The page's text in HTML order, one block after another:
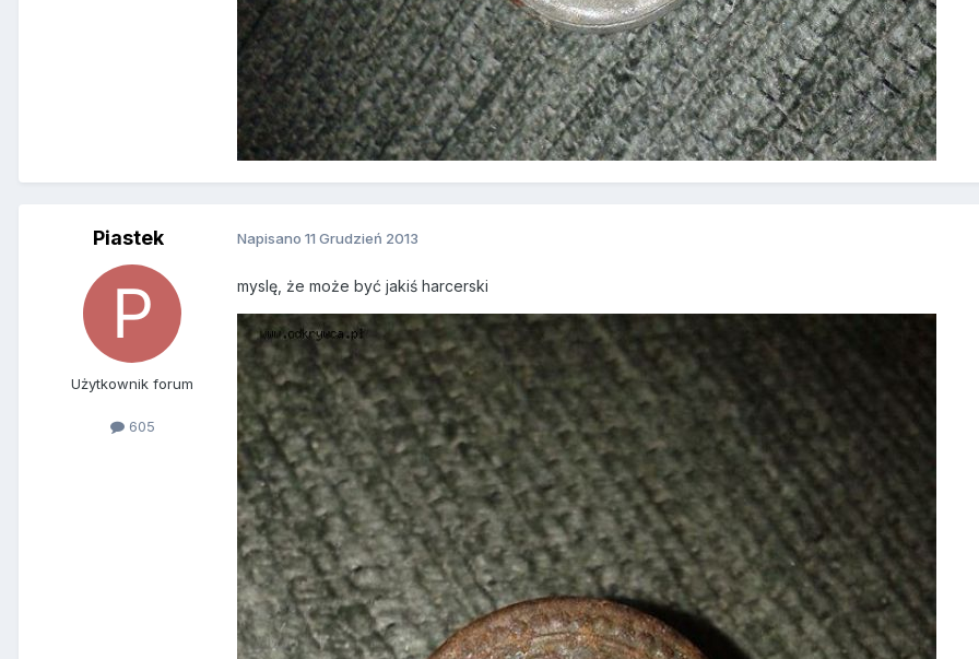
Piastek
Użytkownik forum
605
Napisano 11 Grudzień 2013
myslę, że może być jakiś harcerski